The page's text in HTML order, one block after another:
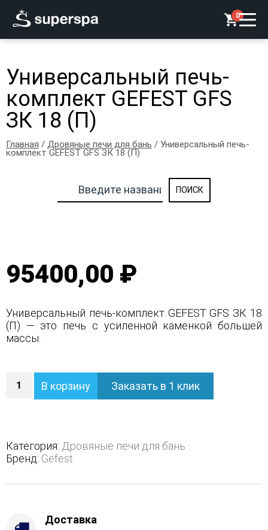
0
Универсальный печь-
комплект GEFEST GFS
ЗК 18 (П)
Главная / Дровяные печи для бань / Универсальный печь-
комплект GEFEST GFS ЗК 18 (П)
95400,00 ₽
Универсальный печь-комплект GEFEST GFS ЗК 18
(П) — это печь с усиленной каменкой большей
массы.
Универсальный
GFS
ЗК
18
В корзину Заказать в 1 клик
Категория: Дровяные печи для бань
Бренд: Gefest
Доставка